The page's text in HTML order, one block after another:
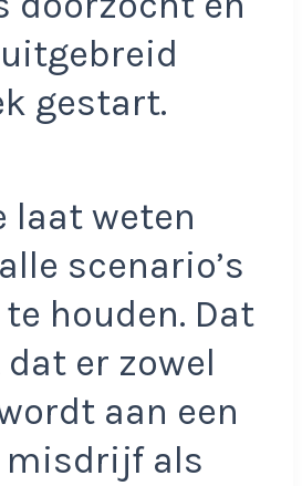
gestart.
laat weten
scenario’s
houden. Dat
er zowel
aan een
als